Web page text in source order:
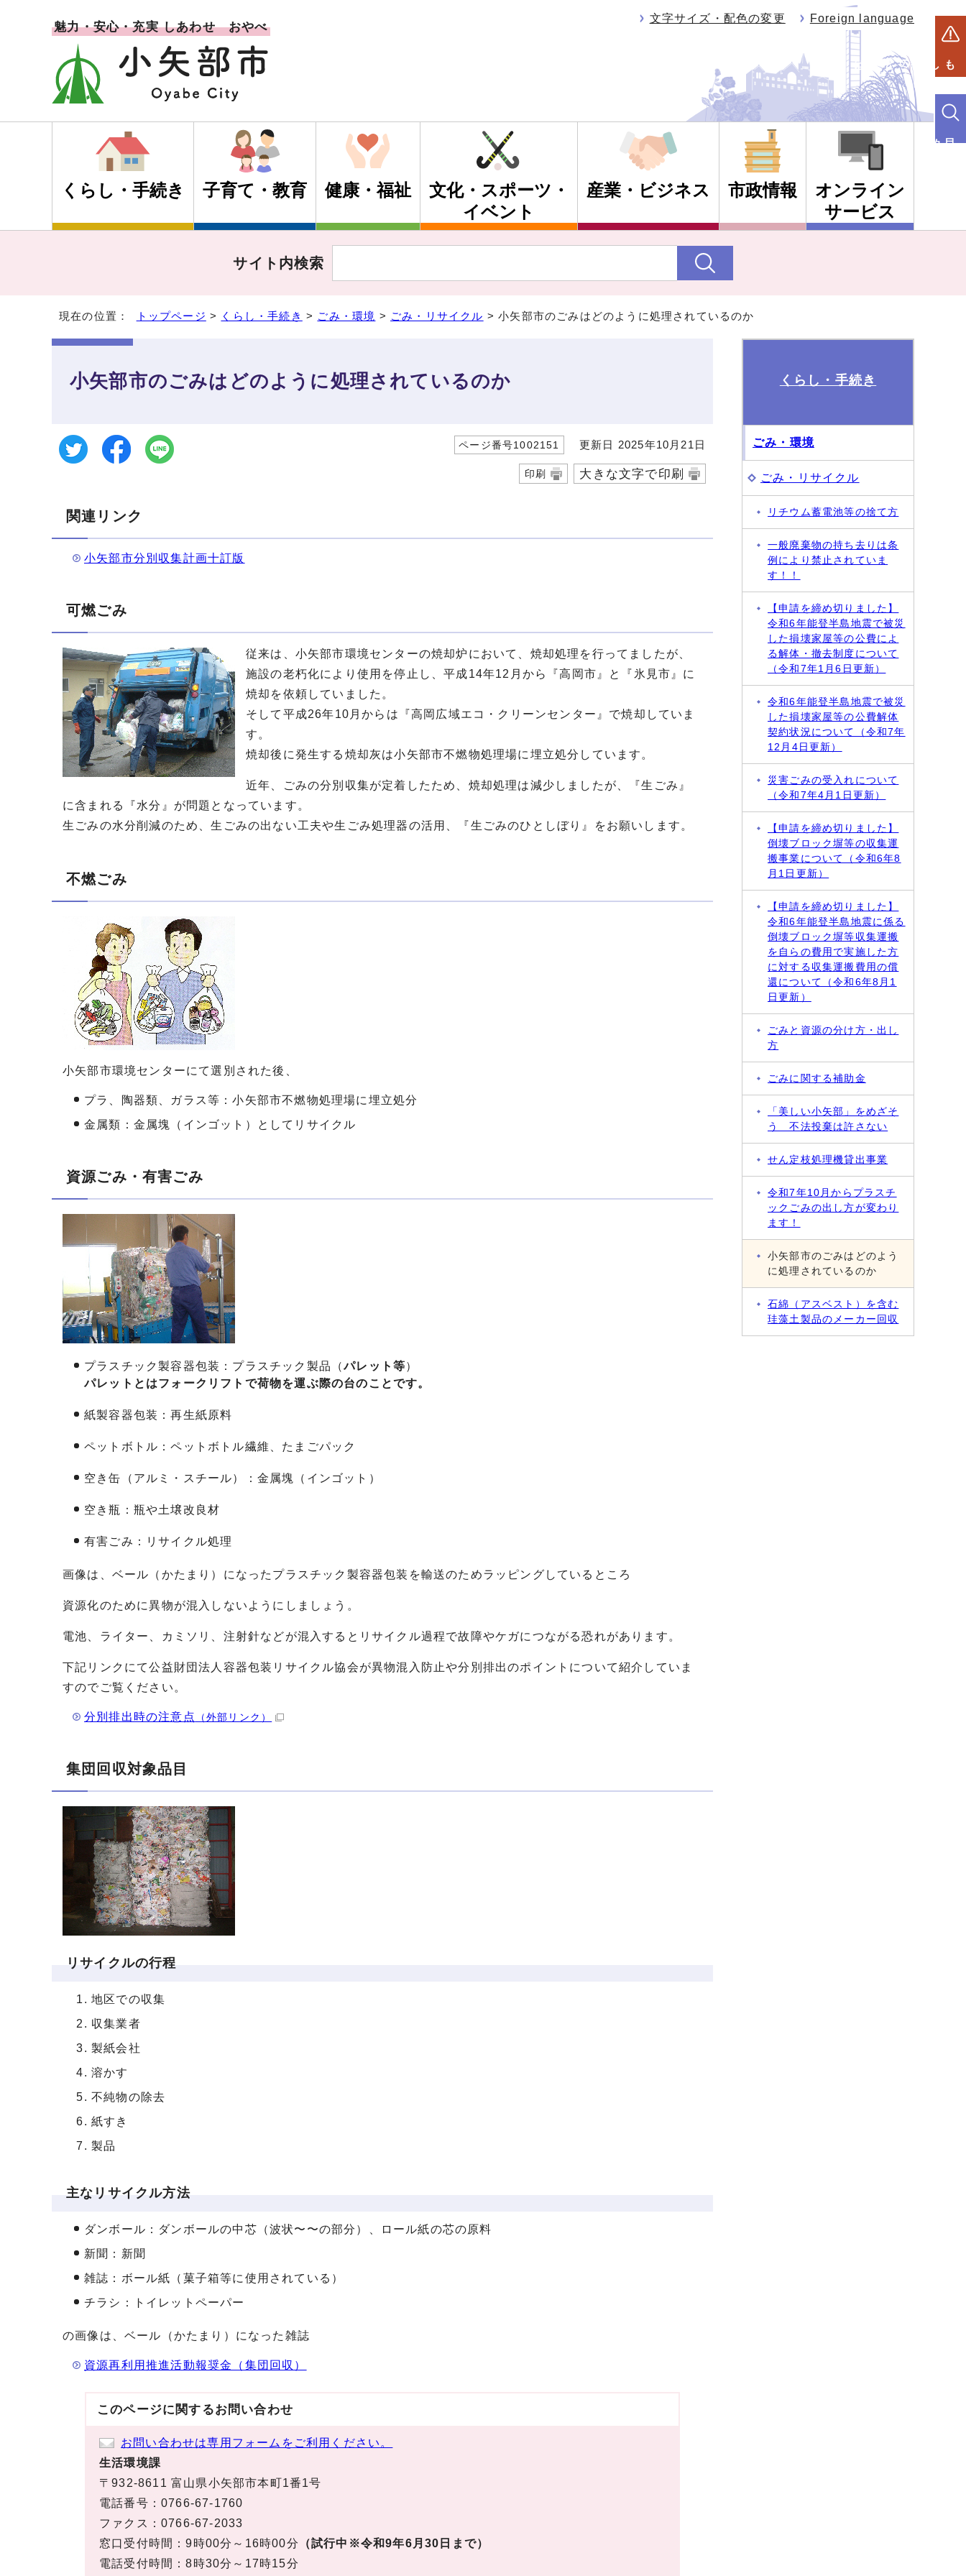
魅力・安心・充実 しあわせ おやべ
文字サイズ・配色の変更 Foreign language
もしものときは
くらし・手続き 子育て・教育 健康・福祉
文化・スポーツ・
イベント
産業・ビジネス 市政情報
オンライン
サービス
サイト内検索
現在の位置： トップページ > くらし・手続き > ごみ・環境 > ごみ・リサイクル > 小矢部市のごみはどのように処理されているのか
小矢部市のごみはどのように処理されているのか
ページ番号1002151 更新日 2025年10月21日
印刷 大きな文字で印刷
関連リンク
小矢部市分別収集計画十訂版
可燃ごみ
従来は、小矢部市環境センターの焼却炉において、焼却処理を行ってましたが、
施設の老朽化により使用を停止し、平成14年12月から『高岡市』と『氷見市』に
焼却を依頼していました。
そして平成26年10月からは『高岡広域エコ・クリーンセンター』で焼却していま
す。
焼却後に発生する焼却灰は小矢部市不燃物処理場に埋立処分しています。
近年、ごみの分別収集が定着したため、焼却処理は減少しましたが、『生ごみ』
に含まれる『水分』が問題となっています。
生ごみの水分削減のため、生ごみの出ない工夫や生ごみ処理器の活用、『生ごみのひとしぼり』をお願いします。
不燃ごみ
小矢部市環境センターにて選別された後、
プラ、陶器類、ガラス等：小矢部市不燃物処理場に埋立処分
金属類：金属塊（インゴット）としてリサイクル
資源ごみ・有害ごみ
プラスチック製容器包装：プラスチック製品（パレット等）
パレットとはフォークリフトで荷物を運ぶ際の台のことです。
紙製容器包装：再生紙原料
ペットボトル：ペットボトル繊維、たまごパック
空き缶（アルミ・スチール）：金属塊（インゴット）
空き瓶：瓶や土壌改良材
有害ごみ：リサイクル処理
画像は、ベール（かたまり）になったプラスチック製容器包装を輸送のためラッピングしているところ
資源化のために異物が混入しないようにしましょう。
電池、ライター、カミソリ、注射針などが混入するとリサイクル過程で故障やケガにつながる恐れがあります。
下記リンクにて公益財団法人容器包装リサイクル協会が異物混入防止や分別排出のポイントについて紹介していま
すのでご覧ください。
分別排出時の注意点 （外部リンク）
集団回収対象品目
リサイクルの行程
地区での収集
収集業者
製紙会社
溶かす
不純物の除去
紙すき
製品
主なリサイクル方法
ダンボール：ダンボールの中芯（波状〜〜の部分）、ロール紙の芯の原料
新聞：新聞
雑誌：ボール紙（菓子箱等に使用されている）
チラシ：トイレットペーパー
の画像は、ベール（かたまり）になった雑誌
資源再利用推進活動報奨金（集団回収）
このページに関するお問い合わせ
お問い合わせは専用フォームをご利用ください。
生活環境課
〒932-8611 富山県小矢部市本町1番1号
電話番号：0766-67-1760
ファクス：0766-67-2033
窓口受付時間：9時00分～16時00分
（試行中※令和9年6月30日まで）
電話受付時間：8時30分～17時15分
くらし・手続き
ごみ・環境
ごみ・リサイクル
リチウム蓄電池等の捨て方
一般廃棄物の持ち去りは条
例により禁止されていま
す！！
【申請を締め切りました】
令和6年能登半島地震で被災
した損壊家屋等の公費によ
る解体・撤去制度について
（令和7年1月6日更新）
令和6年能登半島地震で被災
した損壊家屋等の公費解体
契約状況について（令和7年
12月4日更新）
災害ごみの受入れについて
（令和7年4月1日更新）
【申請を締め切りました】
倒壊ブロック塀等の収集運
搬事業について（令和6年8
月1日更新）
【申請を締め切りました】
令和6年能登半島地震に係る
倒壊ブロック塀等収集運搬
を自らの費用で実施した方
に対する収集運搬費用の償
還について（令和6年8月1
日更新）
ごみと資源の分け方・出し
方
ごみに関する補助金
「美しい小矢部」をめざそ
う 不法投棄は許さない
せん定枝処理機貸出事業
令和7年10月からプラスチ
ックごみの出し方が変わり
ます！
小矢部市のごみはどのよう
に処理されているのか
石綿（アスベスト）を含む
珪藻土製品のメーカー回収